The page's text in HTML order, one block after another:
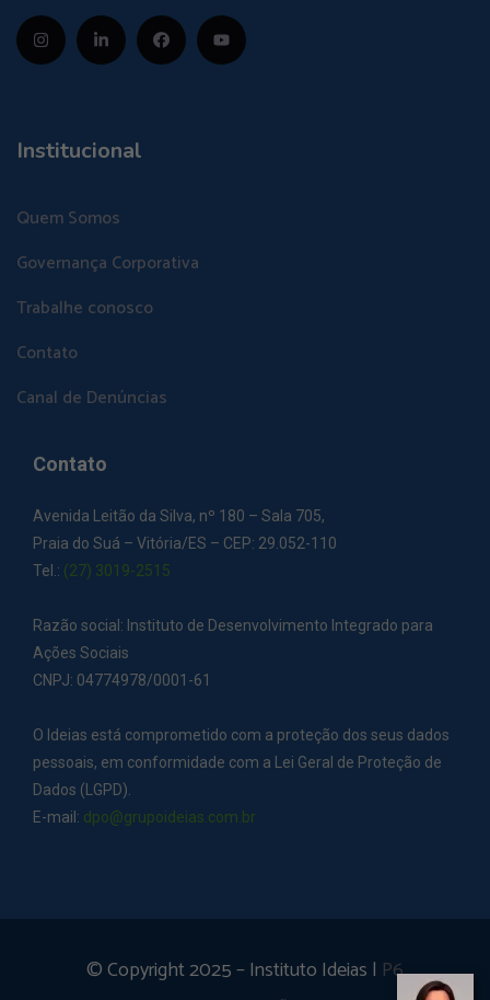
Institucional
Quem Somos
Governança Corporativa
Trabalhe conosco
Contato
Canal de Denúncias
Contato
Avenida Leitão da Silva, nº 180 – Sala 705,
Praia do Suá – Vitória/ES – CEP: 29.052-110
Tel.: (27) 3019-2515
Razão social: Instituto de Desenvolvimento Integrado para
Ações Sociais
CNPJ: 04774978/0001-61
O Ideias está comprometido com a proteção dos seus dados
pessoais, em conformidade com a Lei Geral de Proteção de
Dados (LGPD).
E-mail: dpo@grupoideias.com.br
© Copyright 2025 – Instituto Ideias | P6